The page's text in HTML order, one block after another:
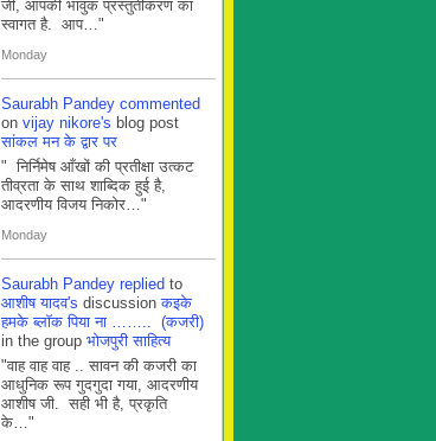
जी, आपकी भावुक प्रस्तुतीकरण का
स्वागत है. आप…"
Monday
Saurabh Pandey commented
on vijay nikore's blog post
सांकल मन के द्वार पर
" निर्निमेष आँखों की प्रतीक्षा उत्कट
तीव्रता के साथ शाब्दिक हुई है,
आदरणीय विजय निकोर…"
Monday
Saurabh Pandey replied to
आशीष यादव's discussionकइके
हमके ब्लाॅक पिया ना …….. (कजरी)
in the group भोजपुरी साहित्य
"वाह वाह वाह .. सावन की कजरी का
आधुनिक रूप गुदगुदा गया, आदरणीय
आशीष जी. सही भी है, प्रकृति
के…"